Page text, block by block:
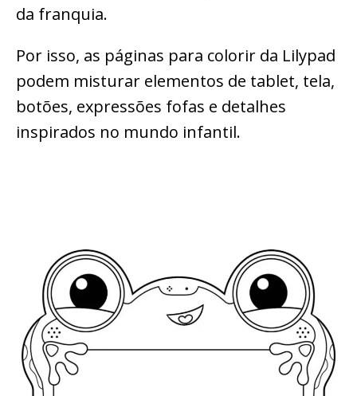
da franquia.
Por isso, as páginas para colorir da Lilypad
podem misturar elementos de tablet, tela,
botões, expressões fofas e detalhes
inspirados no mundo infantil.